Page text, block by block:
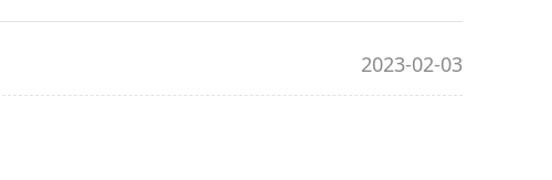
2023-02-03